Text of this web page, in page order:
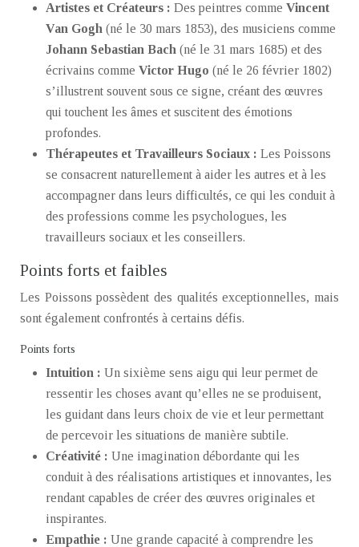
Artistes et Créateurs : Des peintres comme Vincent
Van Gogh (né le 30 mars 1853), des musiciens comme
Johann Sebastian Bach (né le 31 mars 1685) et des
écrivains comme Victor Hugo (né le 26 février 1802)
s’illustrent souvent sous ce signe, créant des œuvres
qui touchent les âmes et suscitent des émotions
profondes.
Thérapeutes et Travailleurs Sociaux : Les Poissons
se consacrent naturellement à aider les autres et à les
accompagner dans leurs difficultés, ce qui les conduit à
des professions comme les psychologues, les
travailleurs sociaux et les conseillers.
Points forts et faibles
Les Poissons possèdent des qualités exceptionnelles, mais
sont également confrontés à certains défis.
Points forts
Intuition : Un sixième sens aigu qui leur permet de
ressentir les choses avant qu’elles ne se produisent,
les guidant dans leurs choix de vie et leur permettant
de percevoir les situations de manière subtile.
Créativité : Une imagination débordante qui les
conduit à des réalisations artistiques et innovantes, les
rendant capables de créer des œuvres originales et
inspirantes.
Empathie : Une grande capacité à comprendre les